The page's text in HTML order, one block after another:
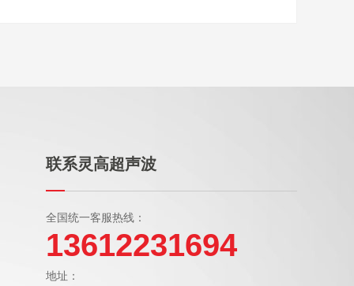
联系灵高超声波
全国统一客服热线：
13612231694
地址：